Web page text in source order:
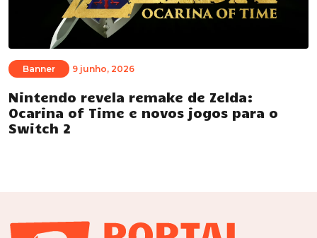
Banner 9 junho, 2026
Nintendo revela remake de Zelda:
Ocarina of Time e novos jogos para o
Switch 2